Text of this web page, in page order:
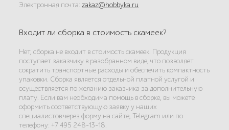
Электронная почта:zakaz@hobbyka.ru
Входит ли сборка в стоимость скамеек?
Нет, сборка не входит в стоимость скамеек. Продукция
поступает заказчику в разобранном виде, что позволяет
сократить транспортные расходы и обеспечить компактность
упаковки. Сборка является отдельной платной услугой и
осуществляется по желанию заказчика за дополнительную
плату. Если вам необходима помощь в сборке, вы можете
оформить соответствующую заявку у наших
специалистов через форму на сайте, Telegram или по
телефону: +7 495 248-13-18.